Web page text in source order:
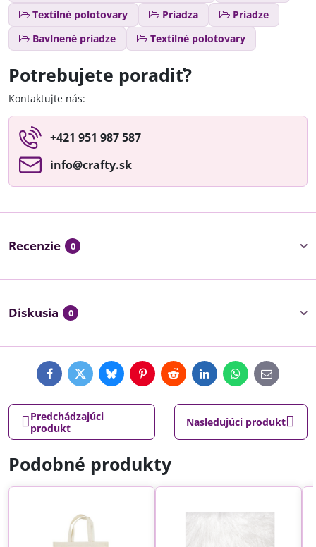
Textilné polotovary Priadza
Priadze
Bavlnené priadze
Textilné polotovary
Potrebujete poradiť?
Kontaktujte nás:
+421 951 987 587
info​@crafty​.sk
Recenzie 0
Diskusia 0
FacebookTwitterBlueskyPinterestRedditLinkedInWhatsApp
E-
mail
Predchádzajúci
produkt
Nasledujúci produkt
Podobné produkty